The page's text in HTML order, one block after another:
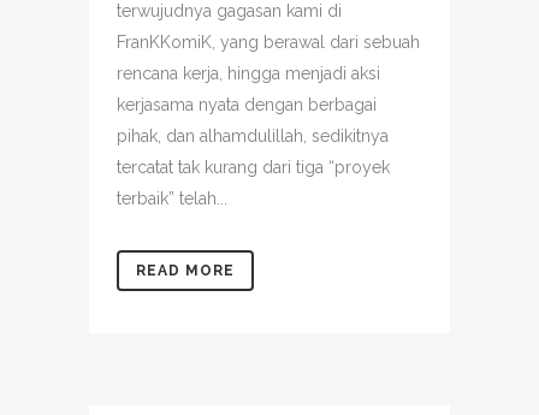
terwujudnya gagasan kami di
FranKKomiK, yang berawal dari sebuah
rencana kerja, hingga menjadi aksi
kerjasama nyata dengan berbagai
pihak, dan alhamdulillah, sedikitnya
tercatat tak kurang dari tiga “proyek
terbaik” telah...
READ MORE